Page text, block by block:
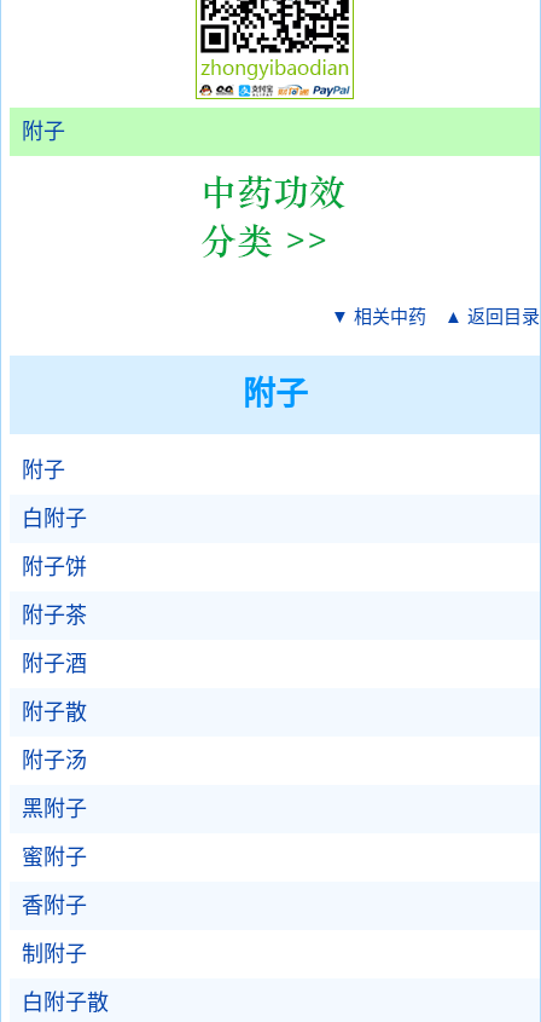
附子
▼ 相关中药 ▲ 返回目录
附子
附子
白附子
附子饼
附子茶
附子酒
附子散
附子汤
黑附子
蜜附子
香附子
制附子
白附子散